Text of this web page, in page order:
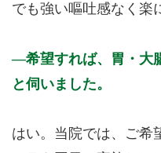
でも強い嘔吐感なく楽
希望すれば、胃・大
と伺いました。
はい。当院では、ご希